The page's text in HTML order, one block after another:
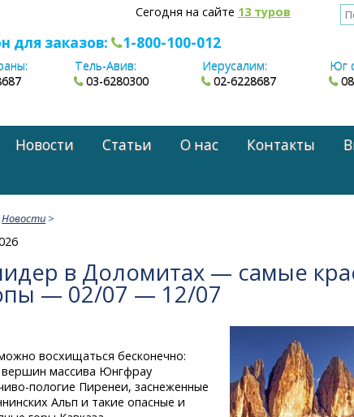
Сегодня на сайте 13 туров
для заказов: 1-800-100-012
Тель-Авив:
03-6280300
Иерусалим:
02-6228687
Юг
Новости Статьи О нас Контакты
Новости >
в Доломитах — самые
— 02/07 — 12/07
восхищаться бесконечно:
вершин массива Юнгфрау
пологие Пиренеи, заснеженные
Альп и такие опасные и